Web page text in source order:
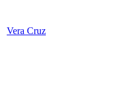
Vera Cruz